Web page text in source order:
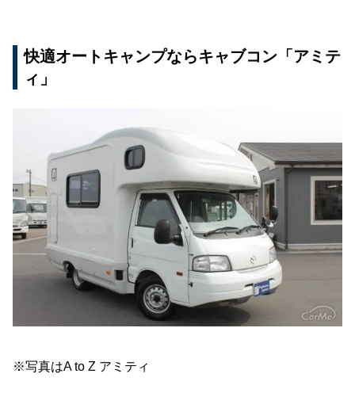
快適オートキャンプならキャブコン「アミテ
ィ」
※写真はA to Z アミティ